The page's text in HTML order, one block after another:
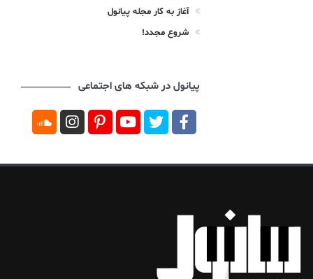
آغاز به کار مجله پیانول
شروع مجدد!
پیانول در شبکه های اجتماعی